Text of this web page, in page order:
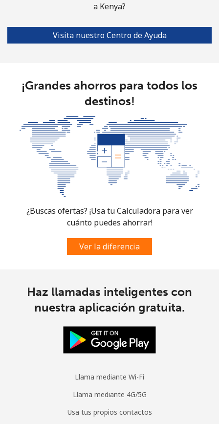
a Kenya?
Visita nuestro Centro de Ayuda
¡Grandes ahorros para todos los
destinos!
¿Buscas ofertas? ¡Usa tu Calculadora para ver
cuánto puedes ahorrar!
Ver la diferencia
Haz llamadas inteligentes con
nuestra aplicación gratuita.
Llama mediante Wi-Fi
Llama mediante 4G/5G
Usa tus propios contactos